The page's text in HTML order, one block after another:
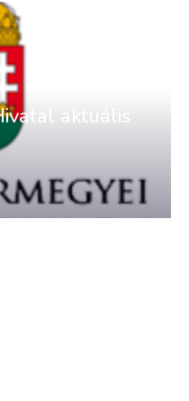
aktuális